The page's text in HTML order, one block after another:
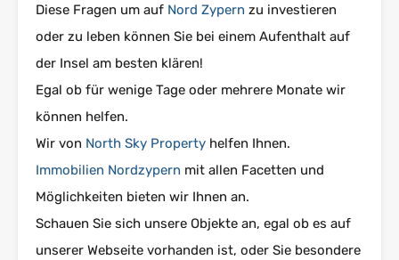
Diese Fragen um auf Nord Zypern zu investieren
oder zu leben können Sie bei einem Aufenthalt auf
der Insel am besten klären!
Egal ob für wenige Tage oder mehrere Monate wir
können helfen.
Wir von North Sky Property helfen Ihnen.
Immobilien Nordzypern mit allen Facetten und
Möglichkeiten bieten wir Ihnen an.
Schauen Sie sich unsere Objekte an, egal ob es auf
unserer Webseite vorhanden ist, oder Sie besondere